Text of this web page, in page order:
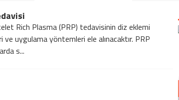
Rich Plasma (PRP) tedavisinin diz eklemi
ve uygulama yöntemleri ele alınacaktır. PRP
s...